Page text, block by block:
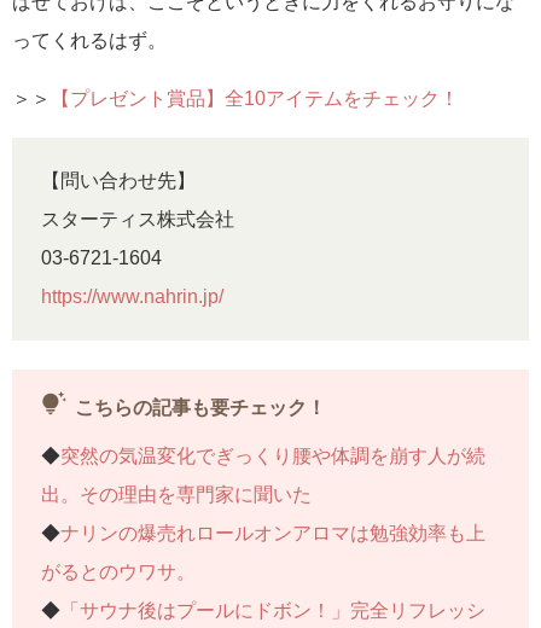
ってくれるはず。
＞＞ 【プレゼント賞品】全10アイテムをチェック！
【問い合わせ先】
スターティス株式会社
03-6721-1604
https://www.nahrin.jp/
tips_and_updates こちらの記事も要チェック！
◆突然の気温変化でぎっくり腰や体調を崩す人が続
出。その理由を専門家に聞いた
◆ナリンの爆売れロールオンアロマは勉強効率も上
がるとのウワサ。
◆ 「サウナ後はプールにドボン！」完全リフレッシ